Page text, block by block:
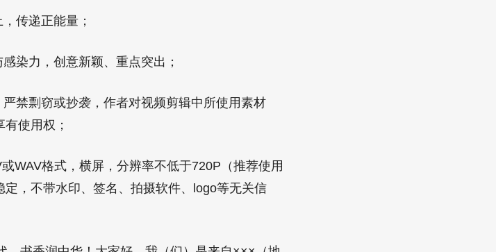
传递正能量；
力，创意新颖、重点突出；
剽窃或抄袭，作者对视频剪辑中所使用素材
使用权；
格式，横屏，分辨率不低于720P（推荐使用
，不带水印、签名、拍摄软件、logo等无关信